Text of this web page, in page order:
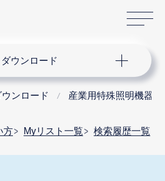
ウンロード
ンロード 産業用特殊照明機器
方 Myリスト一覧 検索履歴一覧